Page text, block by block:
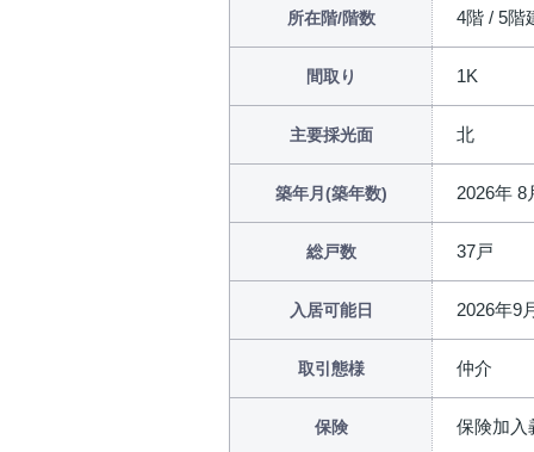
所在階/階数 4階 / 5階
間取り 1K
主要採光面 北
築年月(築年数) 2026年 8
総戸数 37戸
入居可能日 2026年9
取引態様 仲介
保険 保険加入